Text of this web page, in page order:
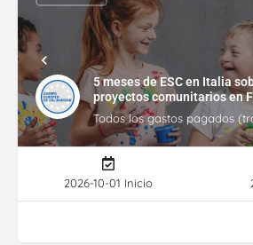
5 meses de ESC en Italia
proyectos comunitarios en
Todos los gastos pagados
2026-10-01 Inicio